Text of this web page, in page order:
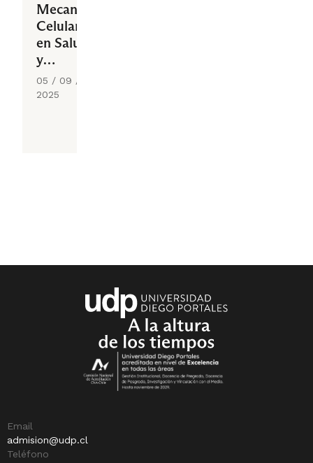
Mecanismos
Celulares
en Salud
y
Enfermedad
05 / 09 /
2025
Email
admision@udp.cl
Teléfono